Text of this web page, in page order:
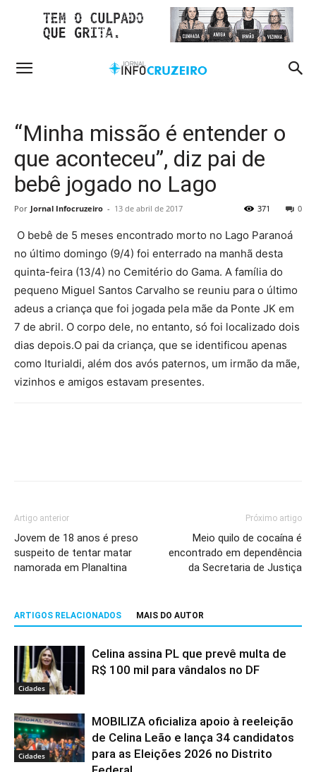
“Minha missão é entender o
que aconteceu”, diz pai de
bebê jogado no Lago
Por Jornal Infocruzeiro - 13 de abril de 2017 0
371
O bebê de 5 meses encontrado morto no Lago Paranoá
no último domingo (9/4) foi enterrado na manhã desta
quinta-feira (13/4) no Cemitério do Gama. A família do
pequeno Miguel Santos Carvalho se reuniu para o último
adeus a criança que foi jogada pela mãe da Ponte JK em
7 de abril. O corpo dele, no entanto, só foi localizado dois
dias depois.O pai da criança, que se identificou apenas
como Iturialdi, além dos avós paternos, um irmão da mãe,
vizinhos e amigos estavam presentes.
Artigo anterior
Jovem de 18 anos é preso
suspeito de tentar matar
namorada em Planaltina
Próximo artigo
Meio quilo de cocaína é
encontrado em dependência
da Secretaria de Justiça
ARTIGOS RELACIONADOS MAIS DO AUTOR
Cidades
Celina assina PL que prevê multa de
R$ 100 mil para vândalos no DF
Cidades
MOBILIZA oficializa apoio à reeleição
de Celina Leão e lança 34 candidatos
para as Eleições 2026 no Distrito